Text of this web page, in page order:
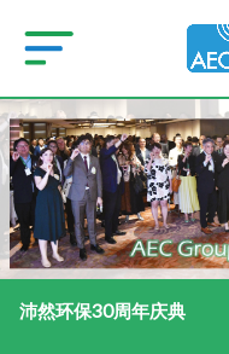
沛然环保30周年庆典